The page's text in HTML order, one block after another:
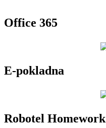
Office 365
E-pokladna
Robotel Homework